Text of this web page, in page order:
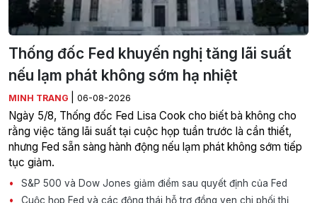
Thống đốc Fed khuyến nghị tăng lãi suất
nếu lạm phát không sớm hạ nhiệt
MINH TRANG 06-08-2026
Ngày 5/8, Thống đốc Fed Lisa Cook cho biết bà không cho
rằng việc tăng lãi suất tại cuộc họp tuần trước là cần thiết,
nhưng Fed sẵn sàng hành động nếu lạm phát không sớm tiếp
tục giảm.
S&P 500 và Dow Jones giảm điểm sau quyết định của Fed
Cuộc họp Fed và các động thái hỗ trợ đồng yen chi phối thị